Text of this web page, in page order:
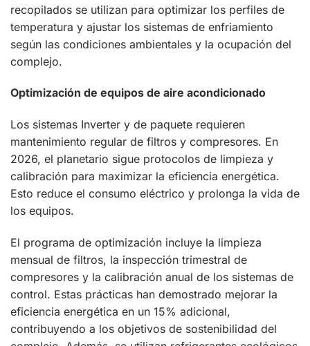
recopilados se utilizan para optimizar los perfiles de
temperatura y ajustar los sistemas de enfriamiento
según las condiciones ambientales y la ocupación del
complejo.
Optimización de equipos de aire acondicionado
Los sistemas Inverter y de paquete requieren
mantenimiento regular de filtros y compresores. En
2026, el planetario sigue protocolos de limpieza y
calibración para maximizar la eficiencia energética.
Esto reduce el consumo eléctrico y prolonga la vida de
los equipos.
El programa de optimización incluye la limpieza
mensual de filtros, la inspección trimestral de
compresores y la calibración anual de los sistemas de
control. Estas prácticas han demostrado mejorar la
eficiencia energética en un 15% adicional,
contribuyendo a los objetivos de sostenibilidad del